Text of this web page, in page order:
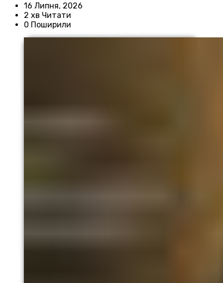
16 Липня, 2026
2 хв Читати
0 Поширили